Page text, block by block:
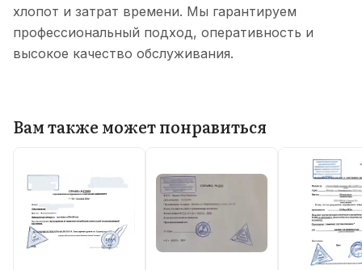
хлопот и затрат времени. Мы гарантируем
профессиональный подход, оперативность и
высокое качество обслуживания.
Вам также может понравиться